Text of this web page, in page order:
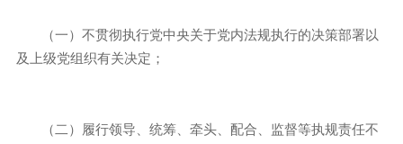
（一）不贯彻执行党中央关于党内法规执行的决策部署以
及上级党组织有关决定；
（二）履行领导、统筹、牵头、配合、监督等执规责任不